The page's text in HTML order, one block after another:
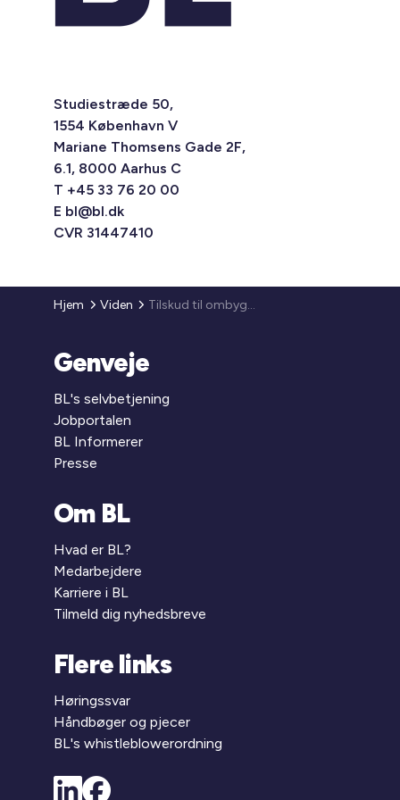
Studiestræde 50,
1554 København V
Mariane Thomsens Gade 2F,
6.1, 8000 Aarhus C
T +45 33 76 20 00
E bl@bl.dk
CVR 31447410
Hjem Viden Tilskud til ombygning af almene ungdoms- og familieboliger til almene ældreboliger
Genveje
BL's selvbetjening
Jobportalen
BL Informerer
Presse
Om BL
Hvad er BL?
Medarbejdere
Karriere i BL
Tilmeld dig nyhedsbreve
Flere links
Høringssvar
Håndbøger og pjecer
BL's whistleblowerordning